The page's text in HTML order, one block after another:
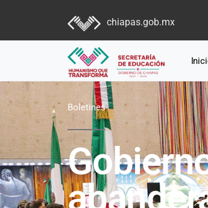
chiapas.gob.mx
Boletines